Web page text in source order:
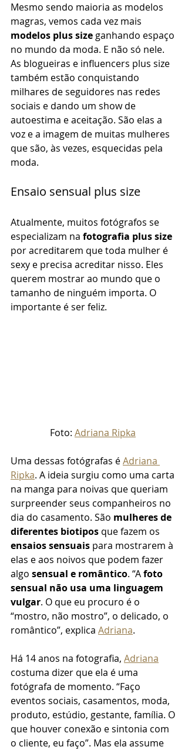
Mesmo sendo maioria as modelos
magras, vemos cada vez mais
modelos plus size ganhando espaço
no mundo da moda. E não só nele.
As blogueiras e influencers plus size
também estão conquistando
milhares de seguidores nas redes
sociais e dando um show de
autoestima e aceitação. São elas a
voz e a imagem de muitas mulheres
que são, às vezes, esquecidas pela
moda.
Ensaio sensual plus size
Atualmente, muitos fotógrafos se
especializam na fotografia plus size
por acreditarem que toda mulher é
sexy e precisa acreditar nisso. Eles
querem mostrar ao mundo que o
tamanho de ninguém importa. O
importante é ser feliz.
Foto: Adriana Ripka
Uma dessas fotógrafas é Adriana
Ripka. A ideia surgiu como uma carta
na manga para noivas que queriam
surpreender seus companheiros no
dia do casamento. São mulheres de
diferentes biotipos que fazem os
ensaios sensuais para mostrarem à
elas e aos noivos que podem fazer
algo sensual e romântico. “A foto
sensual não usa uma linguagem
vulgar. O que eu procuro é o
“mostro, não mostro”, o delicado, o
romântico”, explica Adriana.
Há 14 anos na fotografia, Adriana
costuma dizer que ela é uma
fotógrafa de momento. “Faço
eventos sociais, casamentos, moda,
produto, estúdio, gestante, família. O
que houver conexão e sintonia com
o cliente, eu faço”. Mas ela assume